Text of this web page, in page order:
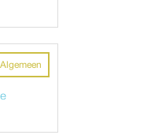
Algemeen